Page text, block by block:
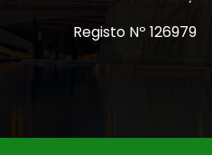
Registo Nº 126979